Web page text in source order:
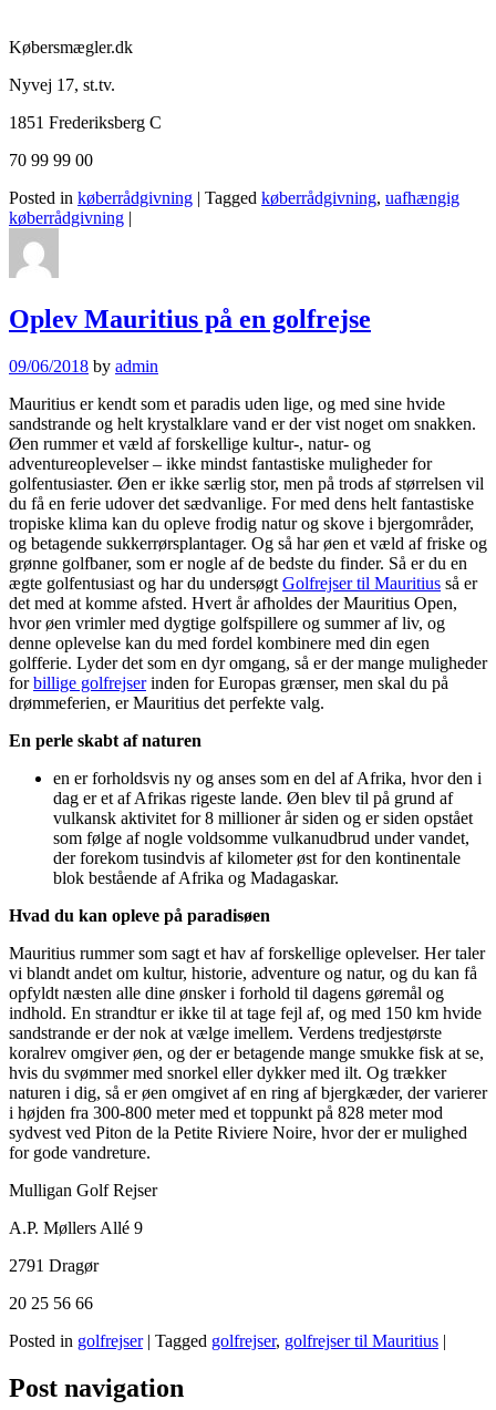
Købersmægler.dk
Nyvej 17, st.tv.
1851 Frederiksberg C
70 99 99 00
Posted in køberrådgivning | Tagged køberrådgivning, uafhængig
køberrådgivning |
Oplev Mauritius på en golfrejse
09/06/2018 by admin
Mauritius er kendt som et paradis uden lige, og med sine hvide
sandstrande og helt krystalklare vand er der vist noget om snakken.
Øen rummer et væld af forskellige kultur-, natur- og
adventureoplevelser – ikke mindst fantastiske muligheder for
golfentusiaster. Øen er ikke særlig stor, men på trods af størrelsen vil
du få en ferie udover det sædvanlige. For med dens helt fantastiske
tropiske klima kan du opleve frodig natur og skove i bjergområder,
og betagende sukkerrørsplantager. Og så har øen et væld af friske og
grønne golfbaner, som er nogle af de bedste du finder. Så er du en
ægte golfentusiast og har du undersøgt Golfrejser til Mauritius så er
det med at komme afsted. Hvert år afholdes der Mauritius Open,
hvor øen vrimler med dygtige golfspillere og summer af liv, og
denne oplevelse kan du med fordel kombinere med din egen
golfferie. Lyder det som en dyr omgang, så er der mange muligheder
forbillige golfrejserinden for Europas grænser, men skal du på
drømmeferien, er Mauritius det perfekte valg.
En perle skabt af naturen
en er forholdsvis ny og anses som en del af Afrika, hvor den i
dag er et af Afrikas rigeste lande. Øen blev til på grund af
vulkansk aktivitet for 8 millioner år siden og er siden opstået
som følge af nogle voldsomme vulkanudbrud under vandet,
der forekom tusindvis af kilometer øst for den kontinentale
blok bestående af Afrika og Madagaskar.
Hvad du kan opleve på paradisøen
Mauritius rummer som sagt et hav af forskellige oplevelser. Her taler
vi blandt andet om kultur, historie, adventure og natur, og du kan få
opfyldt næsten alle dine ønsker i forhold til dagens gøremål og
indhold. En strandtur er ikke til at tage fejl af, og med 150 km hvide
sandstrande er der nok at vælge imellem. Verdens tredjestørste
koralrev omgiver øen, og der er betagende mange smukke fisk at se,
hvis du svømmer med snorkel eller dykker med ilt. Og trækker
naturen i dig, så er øen omgivet af en ring af bjergkæder, der varierer
i højden fra 300-800 meter med et toppunkt på 828 meter mod
sydvest ved Piton de la Petite Riviere Noire, hvor der er mulighed
for gode vandreture.
Mulligan Golf Rejser
A.P. Møllers Allé 9
2791 Dragør
20 25 56 66
Posted in golfrejser | Tagged golfrejser, golfrejser til Mauritius |
Post navigation